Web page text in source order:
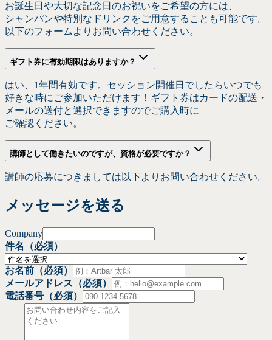
お誕生日や大切な記念日のお祝いをご希望の方には、
シャンパンや特別な ドリンクをご用意する ことも可能です。
以下のフォームより お問い合わせください。
ギフト券に有効期限はありますか？
はい、 1年間有効です。 セッション開催日でしたらいつでも
好きな時に ご参加いただけます！ ギフト券はカードの配送・
メールの送付と選択できますのでご購入時に
ご確認ください。
講師と して働きたいのですが、 資格が必要ですか？
講師の応募につきましては 以下より お問い合わせください。
メッセージを送る
Company
件名
（必須）
お名前 （必須）
メールアドレス （必須）
電話番号 （必須）